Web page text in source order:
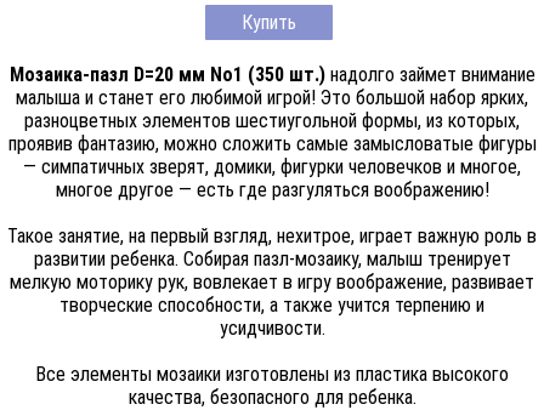
Купить
Мозаика-пазл D=20 мм No1 (350 шт.)надолго займет внимание
малыша и станет его любимой игрой! Это большой набор ярких,
разноцветных элементов шестиугольной формы, из которых,
проявив фантазию, можно сложить самые замысловатые фигуры
— симпатичных зверят, домики, фигурки человечков и многое,
многое другое — есть где разгуляться воображению!
Такое занятие, на первый взгляд, нехитрое, играет важную роль в
развитии ребенка. Собирая пазл-мозаику, малыш тренирует
мелкую моторику рук, вовлекает в игру воображение, развивает
творческие способности, а также учится терпению и
усидчивости.
Все элементы мозаики изготовлены из пластика высокого
качества, безопасного для ребенка.